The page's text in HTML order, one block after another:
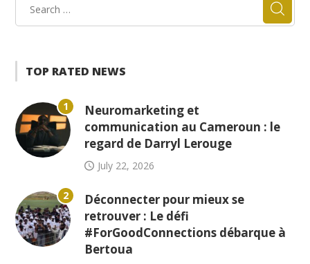
TOP RATED NEWS
1
Neuromarketing et
communication au Cameroun : le
regard de Darryl Lerouge
July 22, 2026
2
Déconnecter pour mieux se
retrouver : Le défi
#ForGoodConnections débarque à
Bertoua